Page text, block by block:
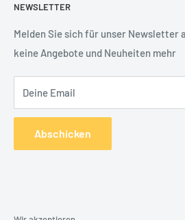
Rekorder
Analog Kameras
Netzwerk
Zubehör
Services
Robotik
Datenschutz
Widerrufsbelehrung
AGB
Batterieentsorgung
NEWSLETTER
Melden Sie sich für unser Newsletter
keine Angebote und Neuheiten mehr
Deine Email
Abschicken